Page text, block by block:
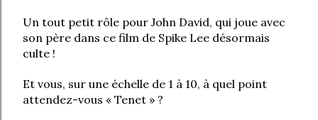
Un tout petit rôle pour John David, qui joue avec
son père dans ce film de Spike Lee désormais
culte !
Et vous, sur une échelle de 1 à 10, à quel point
attendez-vous « Tenet » ?